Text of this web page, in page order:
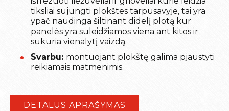
tiksliai sujungti plokštes tarpusavyje, tai yra
ypač naudinga šiltinant didelį plotą kur
panelės yra suleidžiamos viena ant kitos ir
sukuria vienalytį vaizdą.
Svarbu: montuojant plokštę galima pjaustyti
reikiamais matmenimis.
DETALUS APRAŠYMAS